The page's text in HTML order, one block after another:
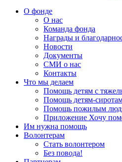
О фонде
О нас
Команда фонда
Награды и
Новости
Документы
СМИ о нас
Контакты
Что мы делаем
Помощь детям с
Помощь детям-
Помощь пожилым
Приложение Хочу
Им нужна помощь
Волонтерам
Стать волонтером
Без повода!